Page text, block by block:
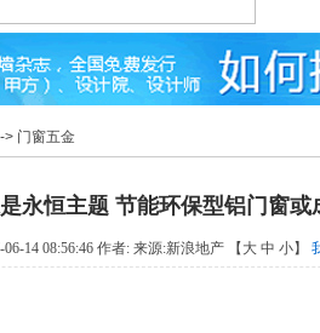
-> 门窗五金
永恒主题 节能环保型铝门窗或
06-14 08:56:46 作者: 来源:新浪地产 【 大 中 小】